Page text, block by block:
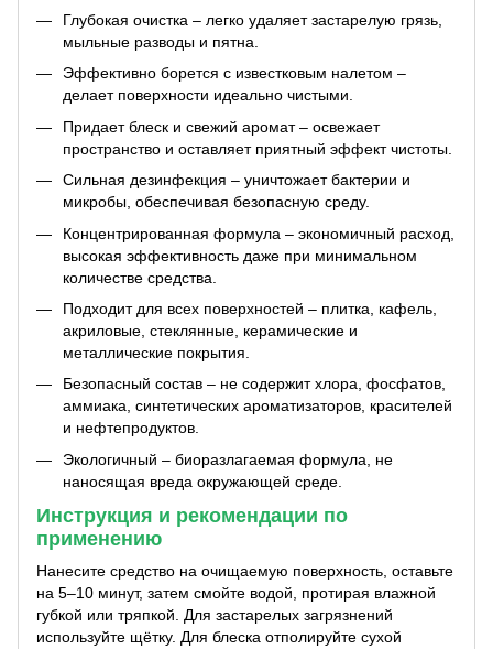
Глубокая очистка – легко удаляет застарелую грязь,
мыльные разводы и пятна.
Эффективно борется с известковым налетом –
делает поверхности идеально чистыми.
Придает блеск и свежий аромат – освежает
пространство и оставляет приятный эффект чистоты.
Сильная дезинфекция – уничтожает бактерии и
микробы, обеспечивая безопасную среду.
Концентрированная формула – экономичный расход,
высокая эффективность даже при минимальном
количестве средства.
Подходит для всех поверхностей – плитка, кафель,
акриловые, стеклянные, керамические и
металлические покрытия.
Безопасный состав – не содержит хлора, фосфатов,
аммиака, синтетических ароматизаторов, красителей
и нефтепродуктов.
Экологичный – биоразлагаемая формула, не
наносящая вреда окружающей среде.
Инструкция и рекомендации по
применению
Нанесите средство на очищаемую поверхность, оставьте
на 5–10 минут, затем смойте водой, протирая влажной
губкой или тряпкой. Для застарелых загрязнений
используйте щётку. Для блеска отполируйте сухой